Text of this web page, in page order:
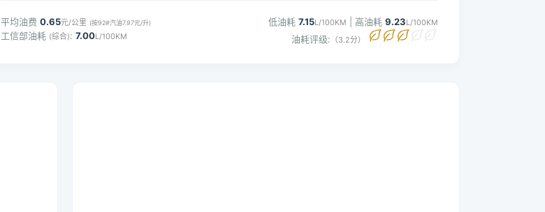
平均油费 0.65元/公里 (按92#汽油7.97元/升)
工信部油耗 (综合): 7.00L/100KM
低油耗 7.15L/100KM | 高油耗 9.23L/100KM
油耗评级: （3.2分）